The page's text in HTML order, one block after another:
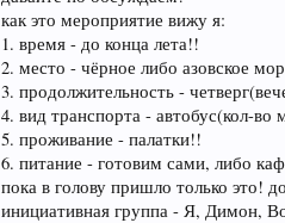
как это мероприятие вижу я:
1. время - до конца лета!!
2. место - чёрное либо азовское
3. продолжительность -
4. вид транспорта - автобус(кол-во
5. проживание - палатки!!
6. питание - готовим сами, либо
пока в голову пришло только это!
инициативная группа - Я, Димон,